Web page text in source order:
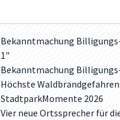
Bekanntmachung
1"
Bekanntmachung
Höchste
StadtparkMomente 2026
Vier neue Ortssprecher für